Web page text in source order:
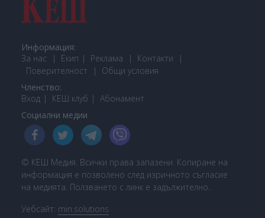
Информация:
За нас
Екип Реклама
Контакти
Поверителност
Общи условия
Членство:
Вход
КЕШ клуб Абонамент
Социални медии
© КЕШ Медия. Всички права запазени. Копиране на
информация е позволено след изричното съгласие
на медията. Ползването с линк е задължително.
Уебсайт: min.solutions